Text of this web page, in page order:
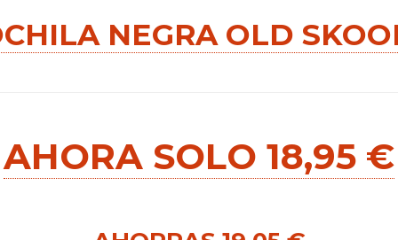
NEGRA OLD
AHORA SOLO 18,95 €